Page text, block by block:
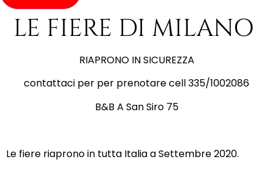
LE FIERE DI MILANO
RIAPRONO IN SICUREZZA
contattaci per per prenotare cell 335/1002086
B&B A San Siro 75
Le fiere riaprono in tutta Italia a Settembre 2020.